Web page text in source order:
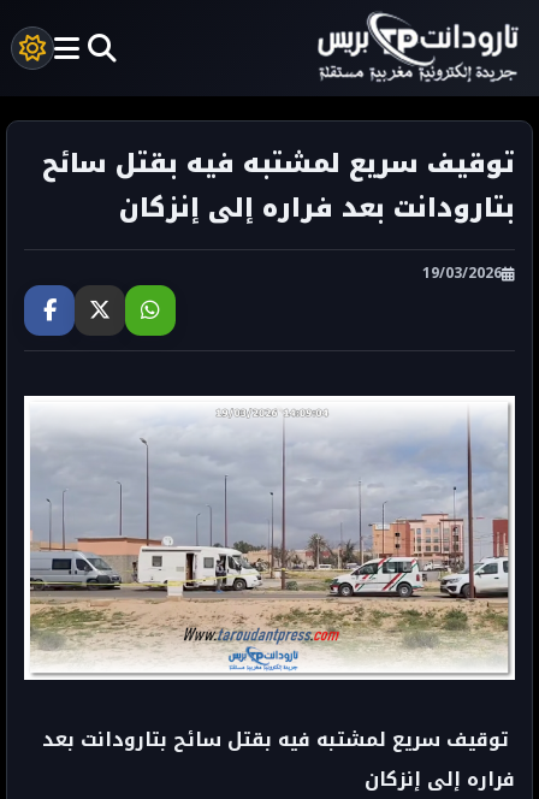
توقيف سريع لمشتبه فيه بقتل سائح
بتارودانت بعد فراره إلى إنزكان
19/03/2026
توقيف سريع لمشتبه فيه بقتل سائح بتارودانت بعد
فراره إلى إنزكان